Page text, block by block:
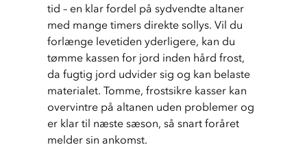
tid – en klar fordel på sydvendte altaner
med mange timers direkte sollys. Vil du
forlænge levetiden yderligere, kan du
tømme kassen for jord inden hård frost,
da fugtig jord udvider sig og kan belaste
materialet. Tomme, frostsikre kasser kan
overvintre på altanen uden problemer og
er klar til næste sæson, så snart foråret
melder sin ankomst.